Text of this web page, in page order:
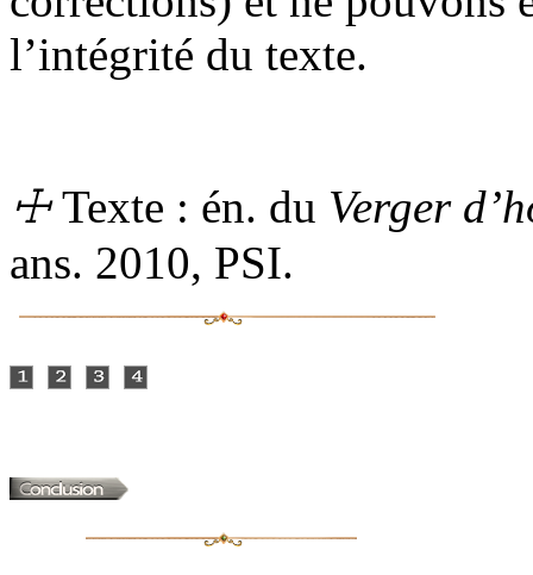
l’intégrité du texte.
☩Texte : én. du Verger
ans. 2010, PSI.